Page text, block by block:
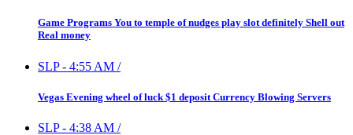
Game Programs You to temple of nudges play slot definitely Shell out
Real money
SLP- 4:55 AM /
Vegas Evening wheel of luck $1 deposit Currency Blowing Servers
SLP- 4:38 AM /